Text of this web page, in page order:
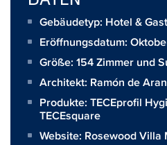
Gebäudetyp: Hotel &
Eröffnungsdatum:
Größe: 154 Zimmer und
Architekt: Ramón de
Produkte: TECEprofil
TECEsquare
Website: Rosewood Villa